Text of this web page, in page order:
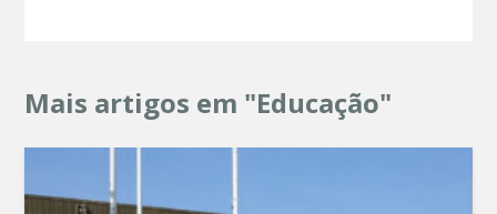
Mais artigos em "Educação"